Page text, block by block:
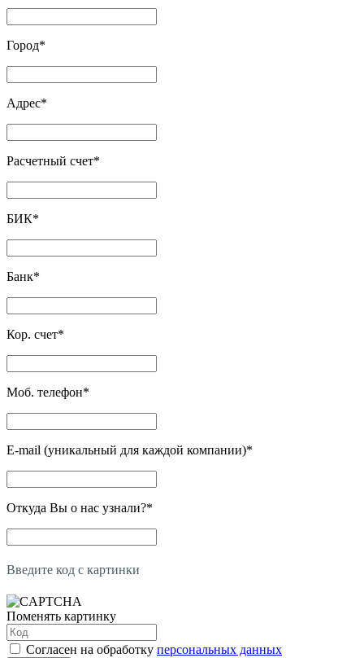
Город*
Адрес*
Расчетный счет*
БИК*
Банк*
Кор. счет*
Моб. телефон*
E-mail (уникальный для каждой компании)*
Откуда Вы о нас узнали?*
Введите код с картинки
Поменять картинку
Согласен на обработку персональных данных